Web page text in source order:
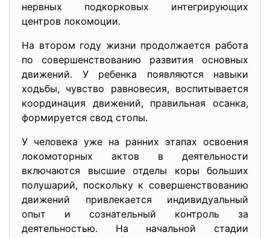
нервных подкорковых интегрирую­щих
центров локомоции.
На втором году жизни продолжается работа
по совершенство­ванию развития основных
движений. У ребенка появляются навы­ки
ходьбы, чувство равновесия, воспитывается
координация дви­жений, правильная осанка,
формируется свод стопы.
У человека уже на ранних этапах освоения
локомоторных актов в деятельности
включаются высшие отделы коры больших
полуша­рий, поскольку к совершенствованию
движений привлекается ин­дивидуальный
опыт и сознательный контроль за
деятельностью. На начальной ста­дии